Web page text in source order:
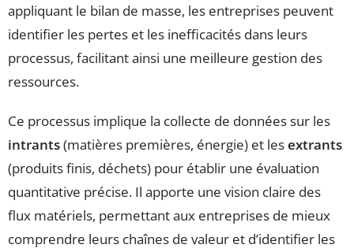
appliquant le bilan de masse, les entreprises peuvent
identifier les pertes et les inefficacités dans leurs
processus, facilitant ainsi une meilleure gestion des
ressources.
Ce processus implique la collecte de données sur les
intrants(matières premières, énergie) et lesextrants
(produits finis, déchets) pour établir une évaluation
quantitative précise. Il apporte une vision claire des
flux matériels, permettant aux entreprises de mieux
comprendre leurs chaînes de valeur et d’identifier les